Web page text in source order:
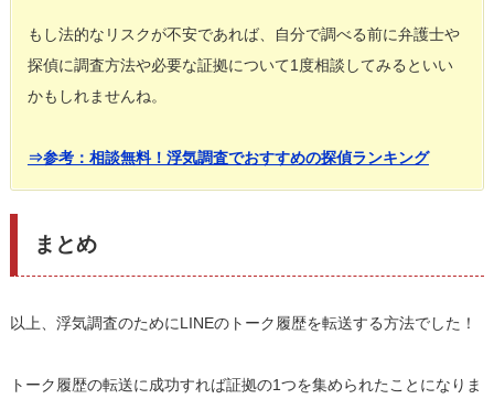
もし法的なリスクが不安であれば、自分で調べる前に弁護士や
探偵に調査方法や必要な証拠について1度相談してみるといい
かもしれませんね。
⇒参考：相談無料！浮気調査でおすすめの探偵ランキング
まとめ
以上、浮気調査のためにLINEのトーク履歴を転送する方法でした！
トーク履歴の転送に成功すれば証拠の1つを集められたことになりま